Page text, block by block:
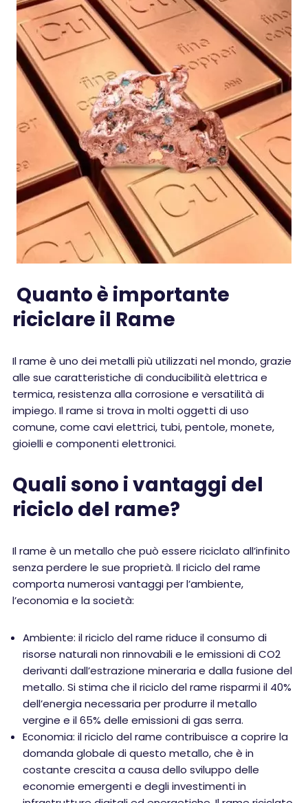
Quanto è importante
riciclare il Rame
Il rame è uno dei metalli più utilizzati nel mondo, grazie
alle sue caratteristiche di conducibilità elettrica e
termica, resistenza alla corrosione e versatilità di
impiego. Il rame si trova in molti oggetti di uso
comune, come cavi elettrici, tubi, pentole, monete,
gioielli e componenti elettronici.
Quali sono i vantaggi del
riciclo del rame?
Il rame è un metallo che può essere riciclato all’infinito
senza perdere le sue proprietà. Il riciclo del rame
comporta numerosi vantaggi per l’ambiente,
l’economia e la società:
Ambiente: il riciclo del rame riduce il consumo di
risorse naturali non rinnovabili e le emissioni di CO2
derivanti dall’estrazione mineraria e dalla fusione del
metallo. Si stima che il riciclo del rame risparmi il 40%
dell’energia necessaria per produrre il metallo
vergine e il 65% delle emissioni di gas serra.
Economia: il riciclo del rame contribuisce a coprire la
domanda globale di questo metallo, che è in
costante crescita a causa dello sviluppo delle
economie emergenti e degli investimenti in